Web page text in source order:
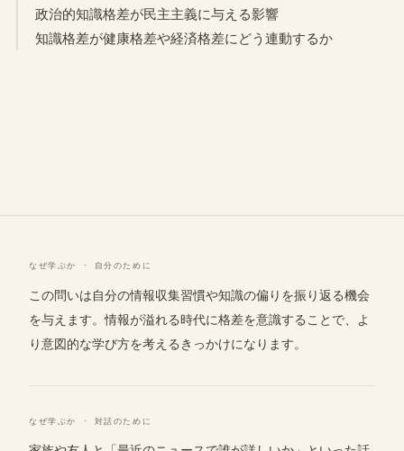
政治的知識格差が民主主義に与える影響
知識格差が健康格差や経済格差にどう連動するか
なぜ学ぶか · 自分のために
この問いは自分の情報収集習慣や知識の偏りを振り返る機会
を与えます。情報が溢れる時代に格差を意識することで、よ
り意図的な学び方を考えるきっかけになります。
なぜ学ぶか · 対話のために